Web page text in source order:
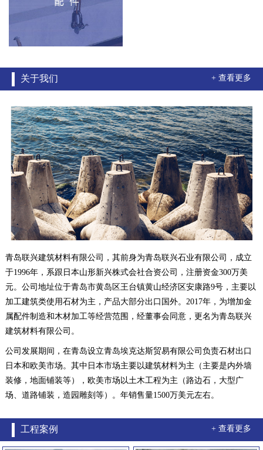
+ 查看更多
关于我们
青岛联兴建筑材料有限公司，其前身为青岛联兴石业有限公司，成立
于1996年，系跟日本山形新兴株式会社合资公司，注册资金300万美
元。公司地址位于青岛市黄岛区王台镇黄山经济区安康路9号，主要以
加工建筑类使用石材为主，产品大部分出口国外。2017年，为增加金
属配件制造和木材加工等经营范围，经董事会同意，更名为青岛联兴
建筑材料有限公司。
公司发展期间，在青岛设立青岛埃克达斯贸易有限公司负责石材出口
日本和欧美市场。其中日本市场主要以建筑材料为主（主要是内外墙
装修，地面铺装等），欧美市场以土木工程为主（路边石，大型广
场、道路铺装，造园雕刻等）。年销售量1500万美元左右。
+ 查看更多
工程案例